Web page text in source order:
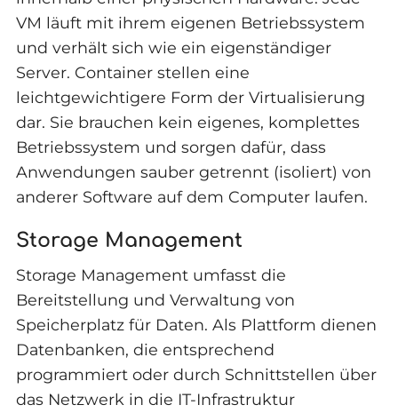
VM läuft mit ihrem eigenen Betriebssystem
und verhält sich wie ein eigenständiger
Server. Container stellen eine
leichtgewichtigere Form der Virtualisierung
dar. Sie brauchen kein eigenes, komplettes
Betriebssystem und sorgen dafür, dass
Anwendungen sauber getrennt (isoliert) von
anderer Software auf dem Computer laufen.
Storage Management
Storage Management umfasst die
Bereitstellung und Verwaltung von
Speicherplatz für Daten. Als Plattform dienen
Datenbanken, die entsprechend
programmiert oder durch Schnittstellen über
das Netzwerk in die IT-Infrastruktur